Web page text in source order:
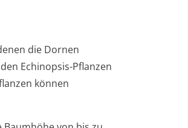
die Dornen
Echinopsis-Pflanzen
können